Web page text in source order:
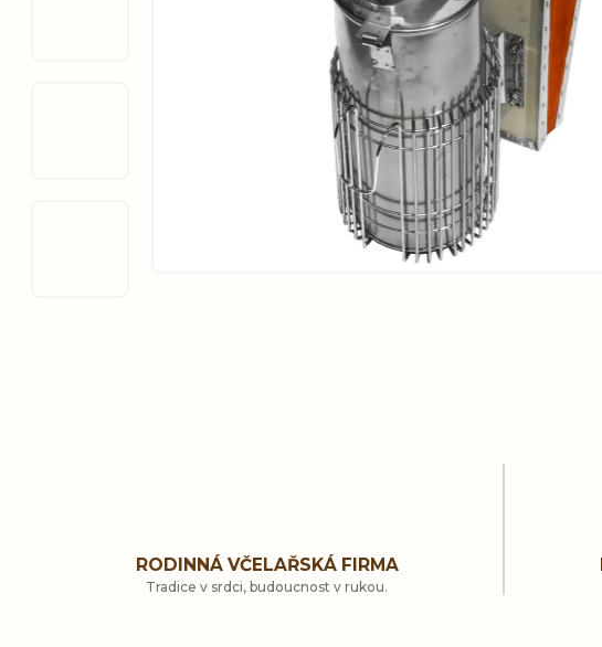
RODINNÁ VČELAŘSKÁ FIRMA
Tradice v srdci, budoucnost v rukou.